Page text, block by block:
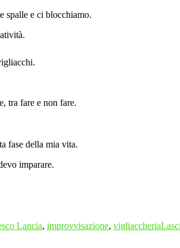
spalle e ci blocchiamo.
tra fare e non fare.
fase della mia vita.
imparare.
Lancia, improvvisazione, vigliaccheria